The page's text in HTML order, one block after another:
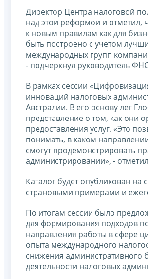
Директор Центра налоговой
над этой реформой и отметил,
к новым правилам как для
быть построено с учетом
международных групп
- подчеркнул руководитель
В рамках сессии
инноваций налоговых
Австралии. В его основу лег
представление о том, как они
предоставления услуг. «Это
понимать, в каком
смогут продемонстрировать
администрировании», - отметил
Каталог будет опубликован на
страновыми примерами и
По итогам сессии было
для формирования подходов
направления работы в сфере
опыта международного
снижения административного
деятельности налоговых